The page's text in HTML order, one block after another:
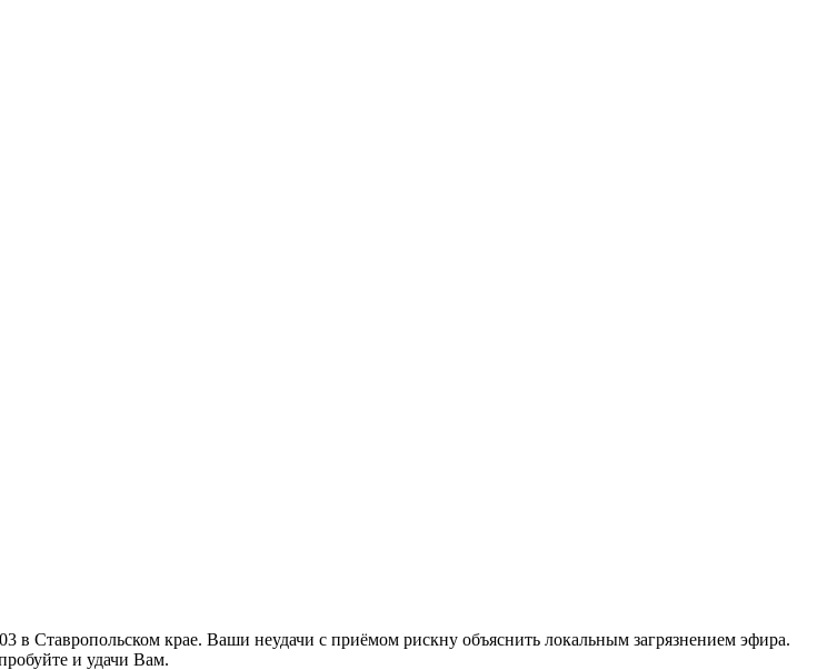
Ставропольском крае. Ваши неудачи с приёмом рискну объяснить локальным загрязнением эфира.
и удачи Вам.